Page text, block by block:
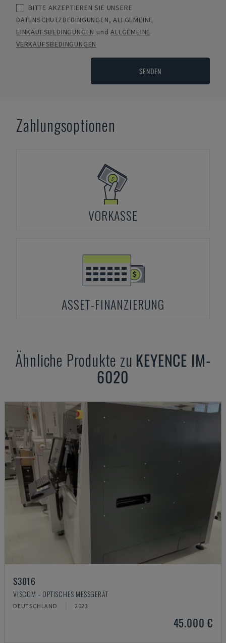
BITTE AKZEPTIEREN SIE UNSERE
DATENSCHUTZBEDINGUNGEN,ALLGEMEINE
EINKAUFSBEDINGUNGEN undALLGEMEINE
VERKAUFSBEDINGUNGEN
SENDEN
Zahlungsoptionen
VORKASSE
ASSET-FINANZIERUNG
Ähnliche Produkte zu KEYENCE IM-
6020
S3016
VISCOM - OPTISCHES MESSGERÄT
DEUTSCHLAND 2023
45.000 €